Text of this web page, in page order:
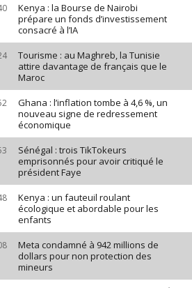
Kenya : la Bourse de Nairobi
prépare un fonds d’investissement
consacré à l’IA
Tourisme : au Maghreb, la Tunisie
attire davantage de français que le
Maroc
Ghana : l’inflation tombe à 4,6 %, un
nouveau signe de redressement
économique
Sénégal : trois TikTokeurs
emprisonnés pour avoir critiqué le
président Faye
Kenya : un fauteuil roulant
écologique et abordable pour les
enfants
Meta condamné à 942 millions de
dollars pour non protection des
mineurs